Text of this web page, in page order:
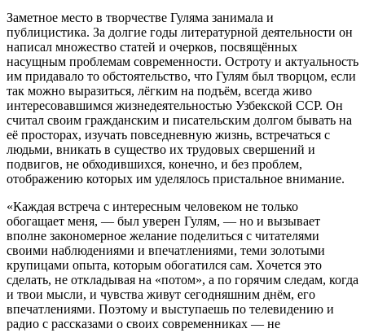
Заметное место в творчестве Гуляма занимала и
публицистика. За долгие годы литературной деятельности он
написал множество статей и очерков, посвящённых
насущным проблемам современности. Остроту и актуальность
им придавало то обстоятельство, что Гулям был творцом, если
так можно выразиться, лёгким на подъём, всегда живо
интересовавшимся жизнедеятельностью Узбекской ССР. Он
считал своим гражданским и писательским долгом бывать на
её просторах, изучать повседневную жизнь, встречаться с
людьми, вникать в существо их трудовых свершений и
подвигов, не обходившихся, конечно, и без проблем,
отображению которых им уделялось пристальное внимание.
«Каждая встреча с интересным человеком не только
обогащает меня, — был уверен Гулям, — но и вызывает
вполне закономерное желание поделиться с читателями
своими наблюдениями и впечатлениями, теми золотыми
крупицами опыта, которым обогатился сам. Хочется это
сделать, не откладывая на «потом», а по горячим следам, когда
и твои мысли, и чувства живут сегодняшним днём, его
впечатлениями. Поэтому и выступаешь по телевидению и
радио с рассказами о своих современниках — не